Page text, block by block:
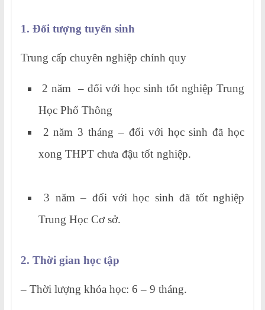
1. Đối tượng tuyển sinh
Trung cấp chuyên nghiệp chính quy
2 năm – đối với học sinh tốt nghiệp Trung
Học Phổ Thông
2 năm 3 tháng – đối với học sinh đã học
xong THPT chưa đậu tốt nghiệp.
3 năm – đối với học sinh đã tốt nghiệp
Trung Học Cơ sở.
2. Thời gian học tập
– Thời lượng khóa học: 6 – 9 tháng.